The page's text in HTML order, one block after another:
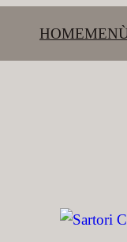
HOME